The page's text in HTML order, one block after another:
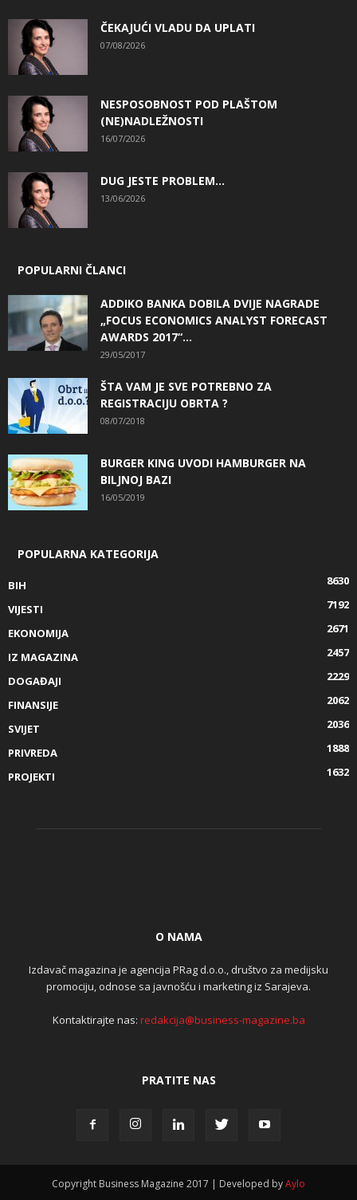
ČEKAJUĆI VLADU DA UPLATI
07/08/2026
NESPOSOBNOST POD PLAŠTOM
(NE)NADLEŽNOSTI
16/07/2026
DUG JESTE PROBLEM…
13/06/2026
POPULARNI ČLANCI
ADDIKO BANKA DOBILA DVIJE NAGRADE
„FOCUS ECONOMICS ANALYST FORECAST
AWARDS 2017“...
29/05/2017
ŠTA VAM JE SVE POTREBNO ZA
REGISTRACIJU OBRTA ?
08/07/2018
BURGER KING UVODI HAMBURGER NA
BILJNOJ BAZI
16/05/2019
POPULARNA KATEGORIJA
BIH
8630
VIJESTI
7192
EKONOMIJA
2671
IZ MAGAZINA
2457
DOGAĐAJI
2229
FINANSIJE
2062
SVIJET
2036
PRIVREDA
1888
PROJEKTI
1632
O NAMA
Izdavač magazina je agencija PRag d.o.o., društvo za medijsku
promociju, odnose sa javnošću i marketing iz Sarajeva.
Kontaktirajte nas: redakcija@business-magazine.ba
PRATITE NAS
Copyright Business Magazine 2017 | Developed byAylo